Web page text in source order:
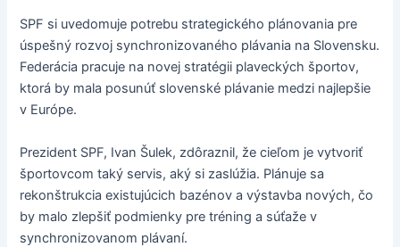
SPF si uvedomuje potrebu strategického plánovania pre
úspešný rozvoj synchronizovaného plávania na Slovensku.
Federácia pracuje na novej stratégii plaveckých športov,
ktorá by mala posunúť slovenské plávanie medzi najlepšie
v Európe.
Prezident SPF, Ivan Šulek, zdôraznil, že cieľom je vytvoriť
športovcom taký servis, aký si zaslúžia. Plánuje sa
rekonštrukcia existujúcich bazénov a výstavba nových, čo
by malo zlepšiť podmienky pre tréning a súťaže v
synchronizovanom plávaní.